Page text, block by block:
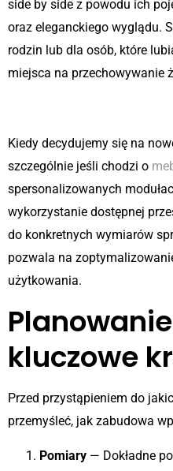
side by side z powodu ich
oraz eleganckiego wyglądu.
rodzin lub dla osób, które
miejsca na przechowywanie
Kiedy decydujemy się na
szczególnie jeśli chodzi o
spersonalizowanych
wykorzystanie dostępnej
do konkretnych wymiarów
pozwala na
użytkowania.
kluczowe
Przed przystąpieniem do
przemyśleć, jak zabudowa
Pomiary — Dokładne